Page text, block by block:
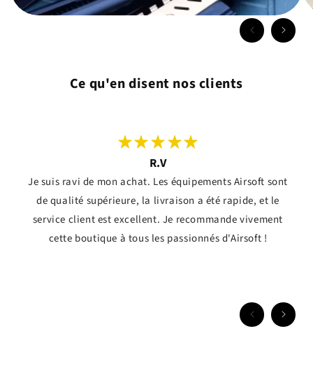
Ce qu'en disent nos clients
R.V
Je suis ravi de mon achat. Les équipements Airsoft sont
de qualité supérieure, la livraison a été rapide, et le
service client est excellent. Je recommande vivement
cette boutique à tous les passionnés d'Airsoft !